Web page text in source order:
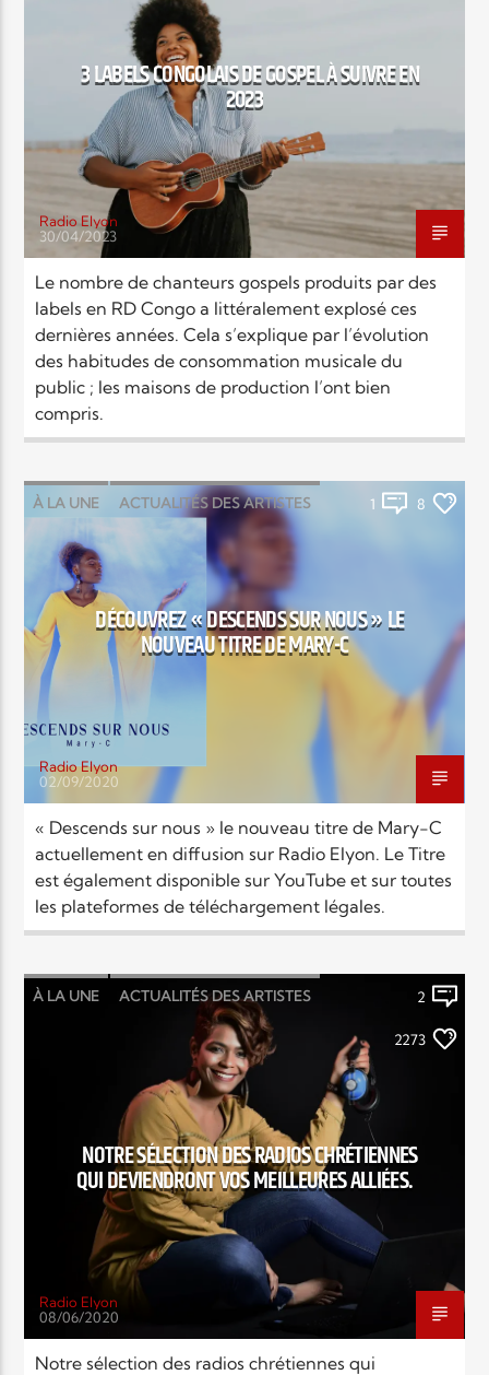
Radio Elyon
Elyon Rhema
Elyon Live
Elyon Kids
3 LABELS CONGOLAIS DE GOSPEL À SUIVRE EN
2023
Radio Elyon
30/04/2023
Le nombre de chanteurs gospels produits par des
labels en RD Congo a littéralement explosé ces
dernières années. Cela s’explique par l’évolution
des habitudes de consommation musicale du
public ; les maisons de production l’ont bien
compris.
À LA UNE ACTUALITÉS DES ARTISTES
MUSIC
1 8
DÉCOUVREZ « DESCENDS SUR NOUS » LE
NOUVEAU TITRE DE MARY-C
Radio Elyon
02/09/2020
« Descends sur nous » le nouveau titre de Mary-C
actuellement en diffusion sur Radio Elyon. Le Titre
est également disponible sur YouTube et sur toutes
les plateformes de téléchargement légales.
À LA UNE ACTUALITÉS DES ARTISTES
ENSEIGNEMENTS
LIFESTYLE
LOUANGE MUSIC NEWS
2
2273
NOTRE SÉLECTION DES RADIOS CHRÉTIENNES
QUI DEVIENDRONT VOS MEILLEURES ALLIÉES.
Radio Elyon
08/06/2020
Notre sélection des radios chrétiennes qui